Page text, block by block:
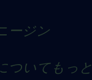
ージン
ついてもっと